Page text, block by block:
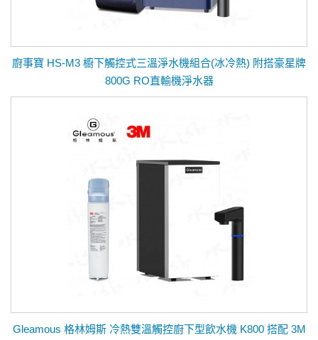
廚事寶 HS-M3 櫥下觸控式三溫淨水機組合(冰冷熱) 附搭豪星牌
800G RO直輸機淨水器
Gleamous 格林姆斯 冷熱雙溫觸控廚下型飲水機 K800 搭配 3M